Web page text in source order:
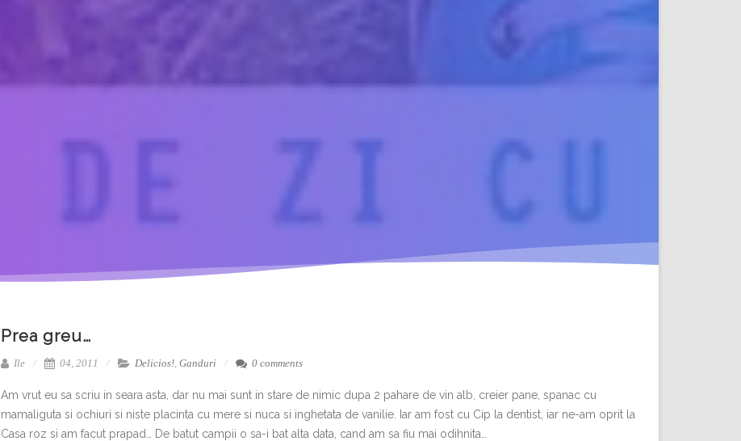
Prea greu…
Ile 04, 2011 Delicios!, Ganduri 0 comments
Am vrut eu sa scriu in seara asta, dar nu mai sunt in stare de nimic dupa 2 pahare de vin alb, creier pane, spanac cu
mamaliguta si ochiuri si niste placinta cu mere si nuca si inghetata de vanilie. Iar am fost cu Cip la dentist, iar ne-am oprit la
Casa roz si am facut prapad… De batut campii o sa-i bat alta data, cand am sa fiu mai odihnita…